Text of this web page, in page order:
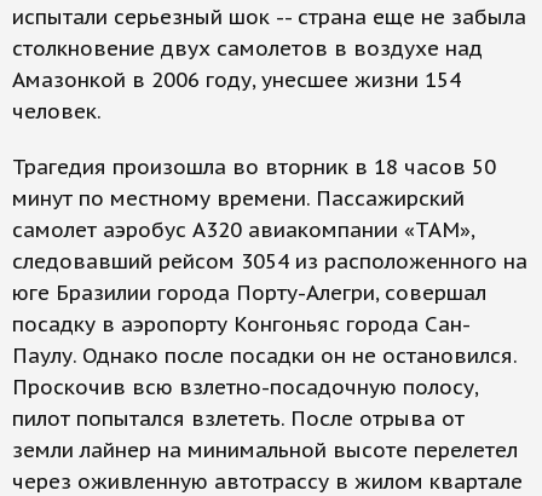
испытали серьезный шок -- страна еще не забыла
столкновение двух самолетов в воздухе над
Амазонкой в 2006 году, унесшее жизни 154
человек.
Трагедия произошла во вторник в 18 часов 50
минут по местному времени. Пассажирский
самолет аэробус А320 авиакомпании «ТАМ»,
следовавший рейсом 3054 из расположенного на
юге Бразилии города Порту-Алегри, совершал
посадку в аэропорту Конгоньяс города Сан-
Паулу. Однако после посадки он не остановился.
Проскочив всю взлетно-посадочную полосу,
пилот попытался взлететь. После отрыва от
земли лайнер на минимальной высоте перелетел
через оживленную автотрассу в жилом квартале